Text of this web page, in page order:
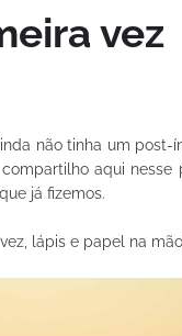
vez
não tinha um
aqui
já fizemos.
lápis e papel na